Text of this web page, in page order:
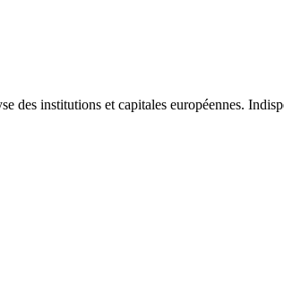
des institutions et capitales européennes.